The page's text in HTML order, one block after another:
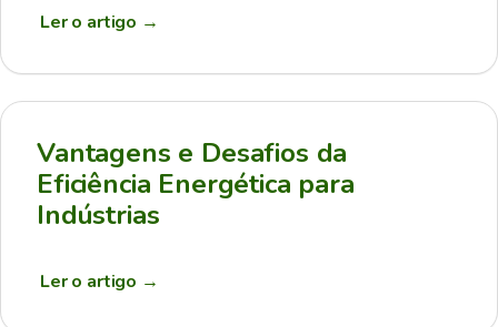
Ler o artigo →
Vantagens e Desafios da
Eficiência Energética para
Indústrias
Ler o artigo →